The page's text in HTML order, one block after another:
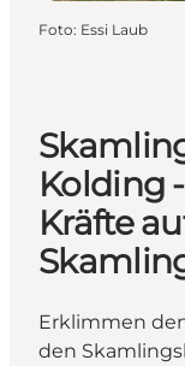
Foto: Essi Laub
Kolding
Kräfte
Erklimmen
den